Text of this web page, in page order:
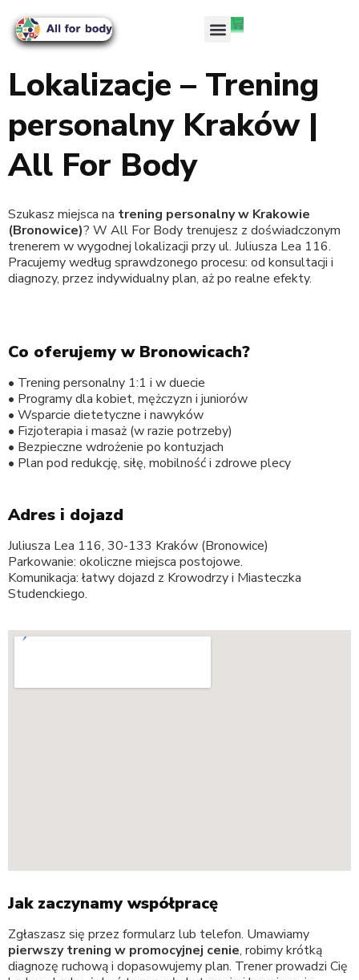
Lokalizacje – Trening
personalny Kraków |
All For Body
Szukasz miejsca na trening personalny w Krakowie
(Bronowice)? W All For Body trenujesz z doświadczonym
trenerem w wygodnej lokalizacji przy ul. Juliusza Lea 116.
Pracujemy według sprawdzonego procesu: od konsultacji i
diagnozy, przez indywidualny plan, aż po realne efekty.
Co oferujemy w Bronowicach?
• Trening personalny 1:1 i w duecie
• Programy dla kobiet, mężczyzn i juniorów
• Wsparcie dietetyczne i nawyków
• Fizjoterapia i masaż (w razie potrzeby)
• Bezpieczne wdrożenie po kontuzjach
• Plan pod redukcję, siłę, mobilność i zdrowe plecy
Adres i dojazd
Juliusza Lea 116, 30-133 Kraków (Bronowice)
Parkowanie: okoliczne miejsca postojowe.
Komunikacja: łatwy dojazd z Krowodrzy i Miasteczka
Studenckiego.
Jak zaczynamy współpracę
Zgłaszasz się przez formularz lub telefon. Umawiamy
pierwszy trening w promocyjnej cenie, robimy krótką
diagnozę ruchową i dopasowujemy plan. Trener prowadzi Cię